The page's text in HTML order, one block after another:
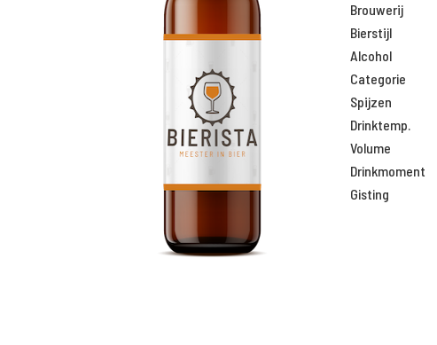
Brouwerij
Bierstijl
Alcohol
Categorie
Spijzen
Drinktemp.
Volume
Drinkmoment
Gisting